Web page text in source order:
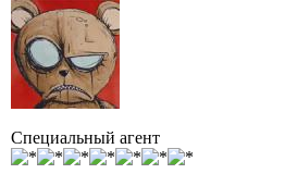
Специальный агент